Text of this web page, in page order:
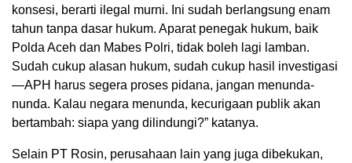
konsesi, berarti ilegal murni. Ini sudah berlangsung enam
tahun tanpa dasar hukum. Aparat penegak hukum, baik
Polda Aceh dan Mabes Polri, tidak boleh lagi lamban.
Sudah cukup alasan hukum, sudah cukup hasil investigasi
—APH harus segera proses pidana, jangan menunda-
nunda. Kalau negara menunda, kecurigaan publik akan
bertambah: siapa yang dilindungi?” katanya.
Selain PT Rosin, perusahaan lain yang juga dibekukan,